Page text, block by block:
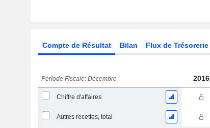
Compte de Résultat Bilan Flux de Trésorerie
Période Fiscale: Décembre 2016
Chiffre d'affaires
Autres recettes, total